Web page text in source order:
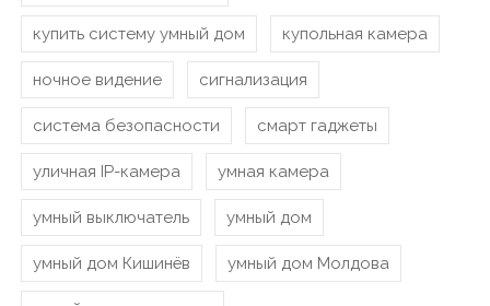
купить систему умный дом купольная камера
ночное видение сигнализация
система безопасности смарт гаджеты
уличная IP-камера умная камера
умный выключатель умный дом
умный дом Кишинёв умный дом Молдова